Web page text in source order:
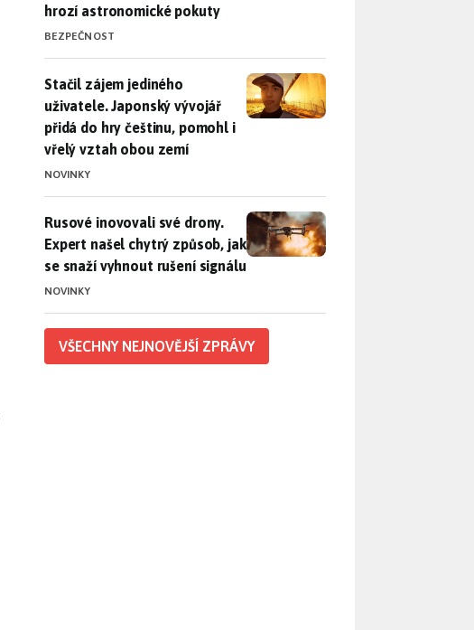
hrozí astronomické pokuty
BEZPEČNOST
Stačil zájem jediného uživatele. Japonský vývojář přidá do hry
Stačil zájem jediného
uživatele. Japonský vývojář
přidá do hry češtinu, pomohl i
vřelý vztah obou zemí
NOVINKY
Rusové inovovali své drony. Expert našel chytrý způsob, jak se
Rusové inovovali své drony.
Expert našel chytrý způsob, jak
se snaží vyhnout rušení signálu
NOVINKY
VŠECHNY NEJNOVĚJŠÍ ZPRÁVY